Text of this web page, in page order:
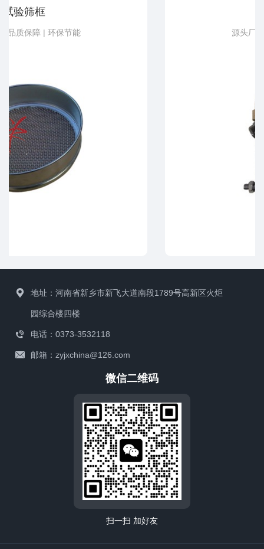
源头厂家 | 品质保障 | 环保节能
地址：河南省新乡市新飞大道南段1789号高新区火炬
园综合楼四楼
电话：0373-3532118
邮箱：zyjxchina@126.com
微信二维码
扫一扫 加好友